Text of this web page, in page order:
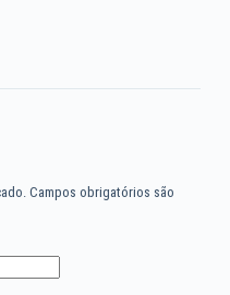
Campos obrigatórios são